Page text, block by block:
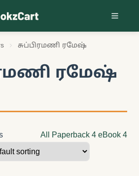
சுப்பிரமணி ரமேஷ்
ரமேஷ்
All Paperback 4 eBook 4